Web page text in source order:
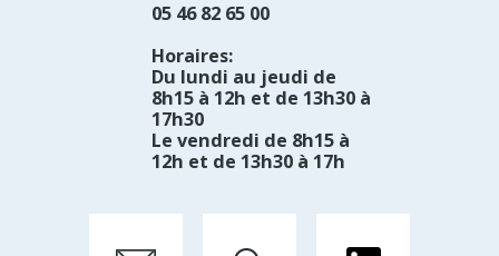
05 46 82 65 00
Horaires:
Du lundi au jeudi de
8h15 à 12h et de 13h30 à
17h30
Le vendredi de 8h15 à
12h et de 13h30 à 17h